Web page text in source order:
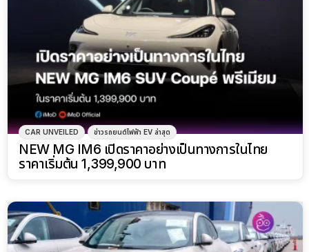
RELEASE DATE ข่าวรถยนต์ไฟฟ้า EV ล่าสุด
MG ทยอยนำเข้า NEW MG IM6 ล็อตแรก เตรียมเปิด
ตัวอย่างเป็นทางการในวันที่ 18 มีนาคม 2025 นี้
NEW BRAND NEW CAR PR NEWS
MG เผยเรื่องราว โมเดลไลน์อัพใหม่ในกลุ่มพรีเมี่ยมอีวี
กับ “NEW MG IM6” ที่พร้อมบุกตลาดไทย ในเดือน
มีนาคมนี้
MG จัดแสดง NEW MG IM6 พวงมาลัยขวา (RHD)
ตัวจริงครั้งแรกในโลก พร้อมยกขบวนยนตรกรรมครบ
ทุกรุ่นเข้างาน Motor Expo 2024